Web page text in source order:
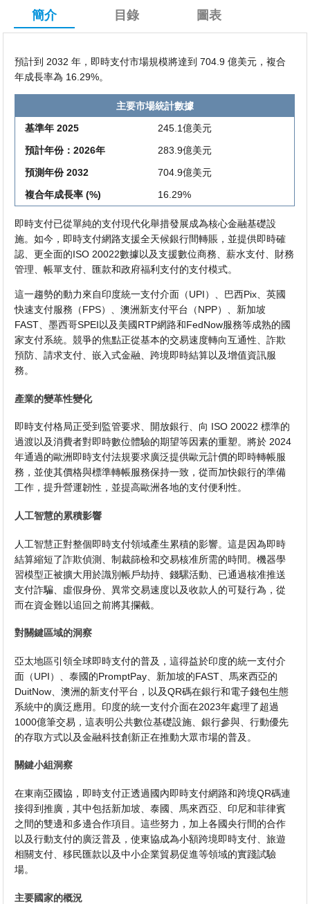
簡介 目錄 圖表
預計到 2032 年，即時支付市場規模將達到 704.9 億美元，複合
年成長率為 16.29%。
主要市場統計數據
基準年 2025
245.1億美元
預計年份：2026年
283.9億美元
預測年份 2032
704.9億美元
複合年成長率 (%)
16.29%
即時支付已從單純的支付現代化舉措發展成為核心金融基礎設
施。如今，即時支付網路支援全天候銀行間轉賬，並提供即時確
認、更全面的ISO 20022數據以及支援數位商務、薪水支付、財務
管理、帳單支付、匯款和政府福利支付的支付模式。
這一趨勢的動力來自印度統一支付介面（UPI）、巴西Pix、英國
快速支付服務（FPS）、澳洲新支付平台（NPP）、新加坡
FAST、墨西哥SPEI以及美國RTP網路和FedNow服務等成熟的國
家支付系統。競爭的焦點正從基本的交易速度轉向互通性、詐欺
預防、請求支付、嵌入式金融、跨境即時結算以及增值資訊服
務。
產業的變革性變化
即時支付格局正受到監管要求、開放銀行、向 ISO 20022 標準的
過渡以及消費者對即時數位體驗的期望等因素的重塑。將於 2024
年通過的歐洲即時支付法規要求廣泛提供歐元計價的即時轉帳服
務，並使其價格與標準轉帳服務保持一致，從而加快銀行的準備
工作，提升營運韌性，並提高歐洲各地的支付便利性。
人工智慧的累積影響
人工智慧正對整個即時支付領域產生累積的影響。這是因為即時
結算縮短了詐欺偵測、制裁篩檢和交易核准所需的時間。機器學
習模型正被擴大用於識別帳戶劫持、錢騾活動、已通過核准推送
支付詐騙、虛假身份、異常交易速度以及收款人的可疑行為，從
而在資金難以追回之前將其攔截。
對關鍵區域的洞察
亞太地區引領全球即時支付的普及，這得益於印度的統一支付介
面（UPI）、泰國的PromptPay、新加坡的FAST、馬來西亞的
DuitNow、澳洲的新支付平台，以及QR碼在銀行和電子錢包生態
系統中的廣泛應用。印度的統一支付介面在2023年處理了超過
1000億筆交易，這表明公共數位基礎設施、銀行參與、行動優先
的存取方式以及金融科技創新正在推動大眾市場的普及。
關鍵小組洞察
在東南亞國協，即時支付正透過國內即時支付網路和跨境QR碼連
接得到推廣，其中包括新加坡、泰國、馬來西亞、印尼和菲律賓
之間的雙邊和多邊合作項目。這些努力，加上各國央行間的合作
以及行動支付的廣泛普及，使東協成為小額跨境即時支付、旅遊
相關支付、移民匯款以及中小企業貿易促進等領域的實踐試驗
場。
主要國家的概況